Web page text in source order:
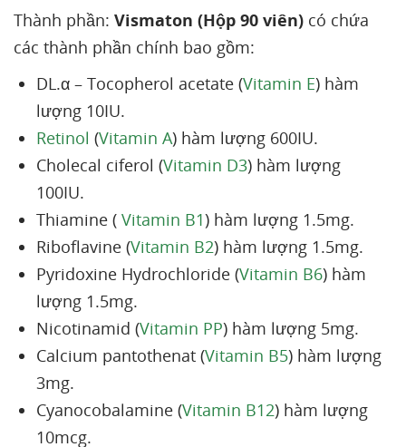
Thành phần: Vismaton (Hộp 90 viên) có chứa
các thành phần chính bao gồm:
DL.α – Tocopherol acetate (Vitamin E) hàm
lượng 10IU.
Retinol (Vitamin A) hàm lượng 600IU.
Cholecal ciferol (Vitamin D3) hàm lượng
100IU.
Thiamine ( Vitamin B1) hàm lượng 1.5mg.
Riboflavine (Vitamin B2) hàm lượng 1.5mg.
Pyridoxine Hydrochloride (Vitamin B6) hàm
lượng 1.5mg.
Nicotinamid (Vitamin PP) hàm lượng 5mg.
Calcium pantothenat (Vitamin B5) hàm lượng
3mg.
Cyanocobalamine (Vitamin B12) hàm lượng
10mcg.